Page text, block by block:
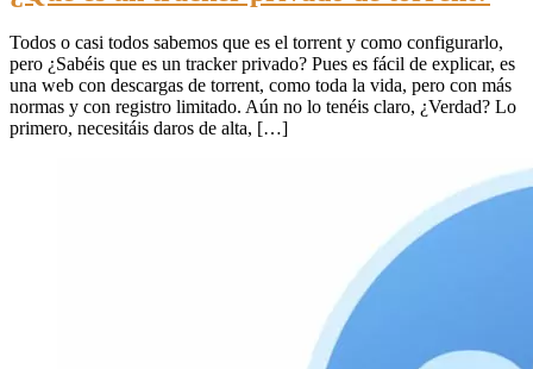
Todos o casi todos sabemos que es el torrent y como configurarlo,
pero ¿Sabéis que es un tracker privado? Pues es fácil de explicar, es
una web con descargas de torrent, como toda la vida, pero con más
normas y con registro limitado. Aún no lo tenéis claro, ¿Verdad? Lo
primero, necesitáis daros de alta, […]